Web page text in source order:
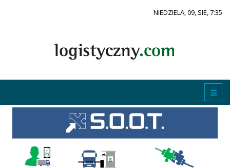
NIEDZIELA, 09, SIE, 7:35